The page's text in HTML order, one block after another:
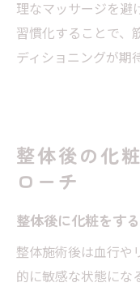
理なマッサージを避
習慣化することで、
ディショニングが期
整体後の化
ローチ
整体後に化粧をす
整体施術後は血行や
的に敏感な状態にな